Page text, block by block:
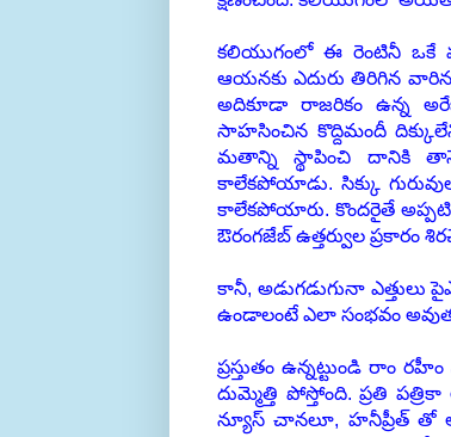
కలియుగంలో ఈ రెంటినీ ఒకే
ఆయనకు ఎదురు తిరిగిన
అదికూడా రాజరికం ఉన్న
సాహసించిన కొద్దిమందీ
మతాన్ని స్థాపించి దానికి తానే
కాలేకపోయాడు. సిక్కు
కాలేకపోయారు. కొందరైతే
ఔరంగజేబ్ ఉత్తర్వుల ప్రకారం
కానీ, అడుగడుగునా ఎత్తులు
ఉండాలంటే ఎలా సంభవం
ప్రస్తుతం ఉన్నట్టుండి రాం
దుమ్మెత్తి పోస్తోంది. ప్రతి
న్యూస్ చానలూ, హనీప్రీత్ తో